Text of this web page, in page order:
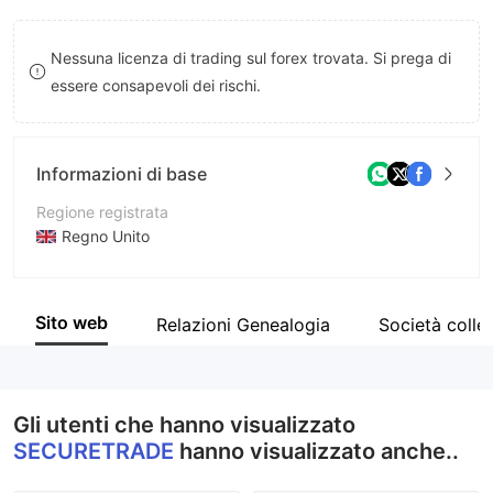
8
9Nessuna licenza di trading sul forex trovata. Si prega di
essere consapevoli dei rischi.
Informazioni di base
Regione registrata
Regno Unito
Azienda
Sito web Relazioni Genealogia Società
Gli utenti che hanno visualizzato
SECURETRADE hanno visualizzato anche..